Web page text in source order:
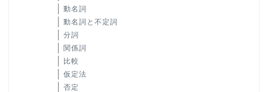
動名詞
動名詞と不定詞
分詞
関係詞
比較
仮定法
否定